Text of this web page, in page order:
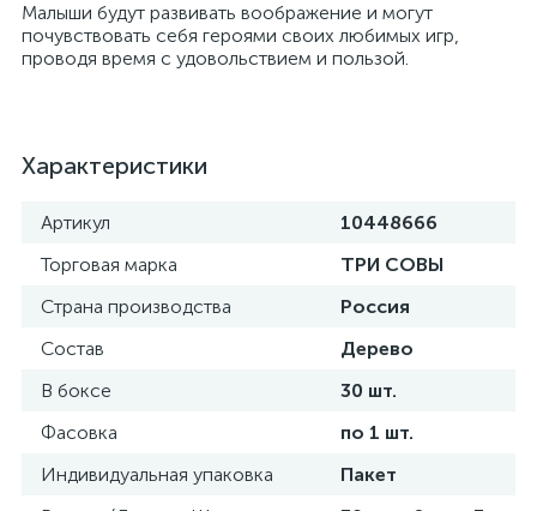
Малыши будут развивать воображение и могут
почувствовать себя героями своих любимых игр,
проводя время с удовольствием и пользой.
Характеристики
Артикул
10448666
Торговая марка
ТРИ СОВЫ
Страна производства
Россия
Состав
Дерево
В боксе
30 шт.
Фасовка
по 1 шт.
Индивидуальная упаковка
Пакет